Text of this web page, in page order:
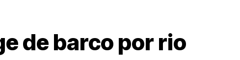
de barco por rio